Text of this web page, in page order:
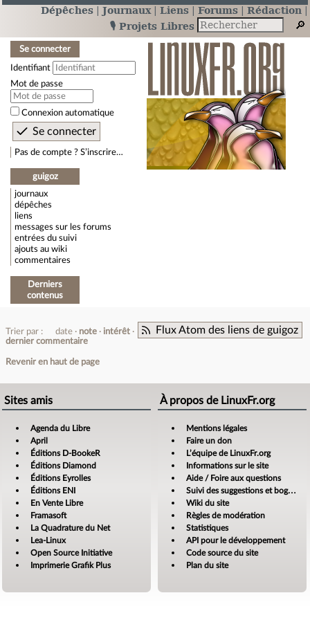
Dépêches Journaux Liens Forums
Rédaction
🎙️ Projets Libres
Se connecter
Identifiant
Mot de passe
Connexion automatique
Pas de compte ? S’inscrire…
guigoz
journaux
dépêches
liens
messages sur les forums
entrées du suivi
ajouts au wiki
commentaires
Derniers
contenus
Flux Atom des liens de guigoz
Trier par : date note
intérêt
dernier commentaire
Revenir en haut de page
Sites amis
Agenda du Libre
April
Éditions D-BookeR
Éditions Diamond
Éditions Eyrolles
Éditions ENI
En Vente Libre
Framasoft
La Quadrature du Net
Lea-Linux
Open Source Initiative
Imprimerie Grafik Plus
À propos de LinuxFr.org
Mentions légales
Faire un don
L’équipe de LinuxFr.org
Informations sur le site
Aide / Foire aux questions
Suivi des suggestions et bogues
Wiki du site
Règles de modération
Statistiques
API pour le développement
Code source du site
Plan du site